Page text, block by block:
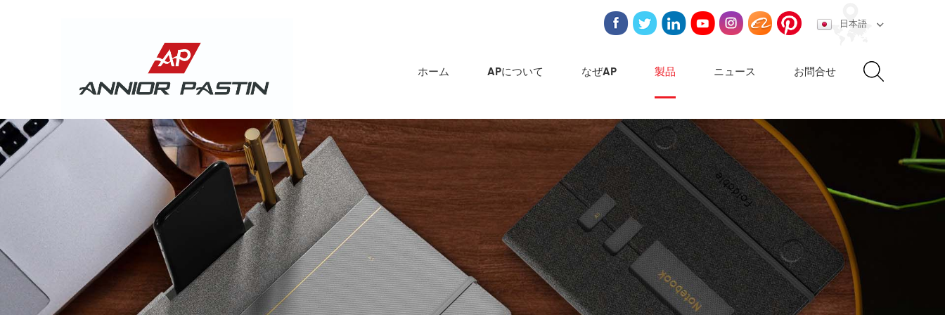
日本語
ホーム APについて なぜAP 製品 ニュース お問合せ